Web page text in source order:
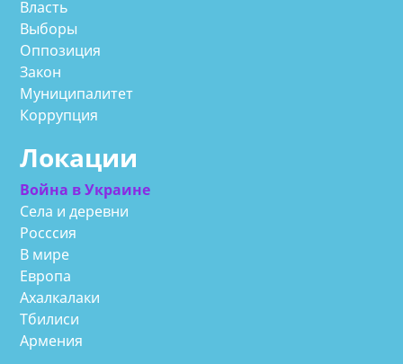
Власть
Выборы
Оппозиция
Закон
Муниципалитет
Коррупция
Локации
Война в Украине
Села и деревни
Росссия
В мире
Европа
Ахалкалаки
Тбилиси
Армения